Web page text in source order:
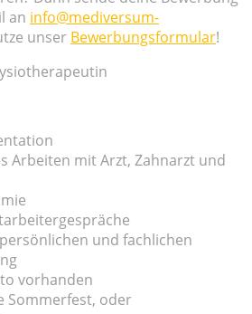
an info@mediversum-
unser Bewerbungsformular!
Arbeiten mit Arzt, Zahnarzt und
und fachlichen
vorhanden
Sommerfest, oder